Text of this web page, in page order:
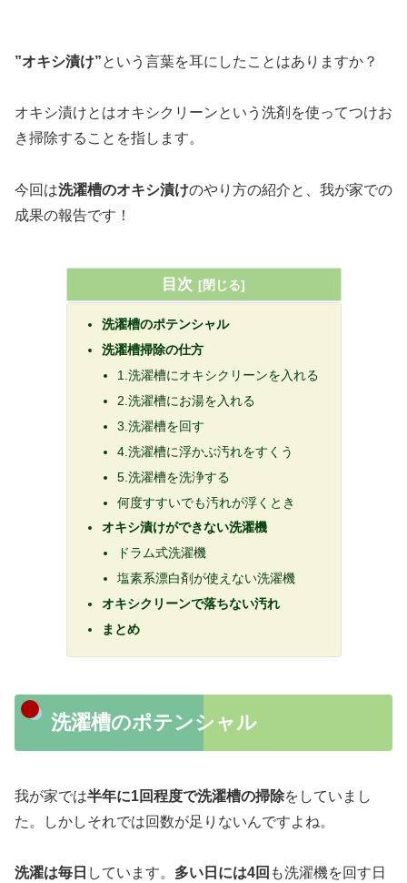
”オキシ漬け”という言葉を耳にしたことはありますか？
オキシ漬けとはオキシクリーンという洗剤を使ってつけお
き掃除することを指します。
今回は洗濯槽のオキシ漬けのやり方の紹介と、我が家での
成果の報告です！
目次
洗濯槽のポテンシャル
洗濯槽掃除の仕方
1.洗濯槽にオキシクリーンを入れる
2.洗濯槽にお湯を入れる
3.洗濯槽を回す
4.洗濯槽に浮かぶ汚れをすくう
5.洗濯槽を洗浄する
何度すすいでも汚れが浮くとき
オキシ漬けができない洗濯機
ドラム式洗濯機
塩素系漂白剤が使えない洗濯機
オキシクリーンで落ちない汚れ
まとめ
洗濯槽のポテンシャル
我が家では半年に1回程度で洗濯槽の掃除をしていまし
た。しかしそれでは回数が足りないんですよね。
洗濯は毎日 しています。 多い日には4回 も洗濯機を回す日